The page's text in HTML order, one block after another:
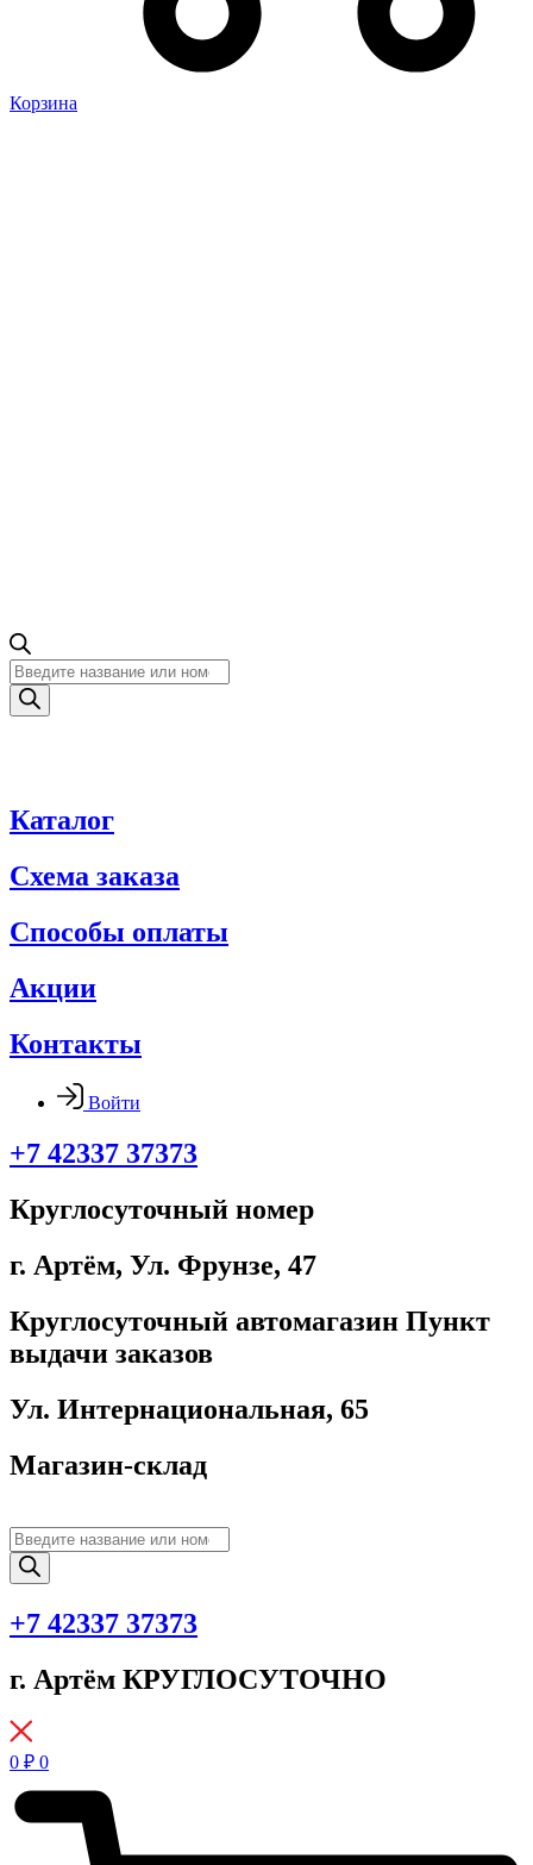
Корзина
Поиск
товаров
Каталог
Схема заказа
Способы оплаты
Акции
Контакты
Войти
+7 42337 37373
Круглосуточный номер
г. Артём, ​Ул. Фрунзе, 47
Круглосуточный автомагазин Пункт
выдачи заказов
Ул. Интернациональная, 65
Магазин-склад
Поиск
товаров
+7 42337 37373
г. Артём КРУГЛОСУТОЧНО
0 ₽ 0